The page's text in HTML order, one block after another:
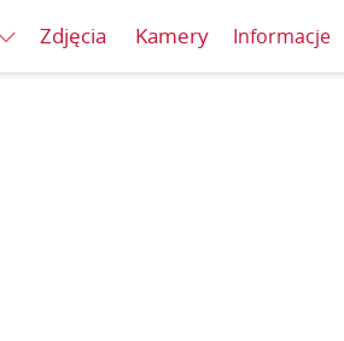
Zdjęcia Kamery Informacje